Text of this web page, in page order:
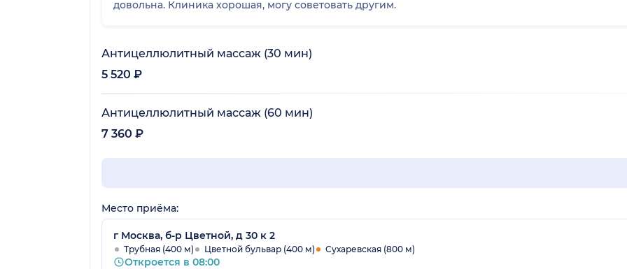
довольна. Клиника хорошая, могу советовать другим.
Антицеллюлитный массаж (30 мин)
5 520 ₽
Антицеллюлитный массаж (60 мин)
7 360 ₽
Место приёма:
г Москва, б-р Цветной, д 30 к 2
Трубная (400 м) Цветной бульвар (400 м) Сухаревская (800 м)
Откроется в 08:00